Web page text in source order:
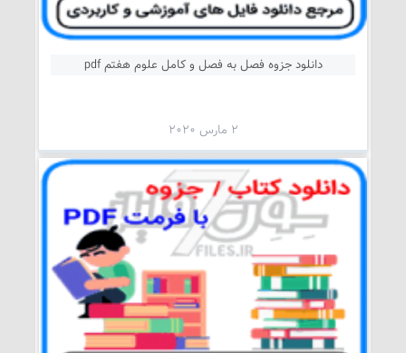
دانلود جزوه فصل به فصل و کامل علوم هفتم pdf
2 مارس 2020